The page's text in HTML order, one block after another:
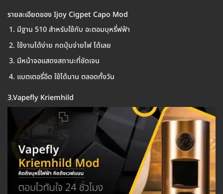
รายละเอียดของ Ijoy Cigpet Capo Mod
มีฐาน 510 สำหรับใช้กับ อะตอมบุหรี่ฟฟ้า
ใช้งานได้ง่าย กดปุ่มจ่ายไฟ ได้เลย
มีหน้าจอแสดงสถานะที่ชัดเจน
แบตเตอรี่อึด ใช้ได้นาน ตลอดทั้งวัน
3.Vapefly Kriemhild